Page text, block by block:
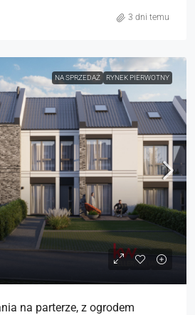
3 dni temu
NA SPRZEDAŻ RYNEK PIERWOTNY
na parterze, z ogrodem